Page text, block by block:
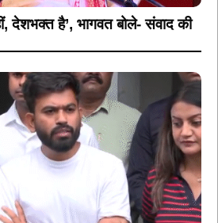
देशभक्त है’, भागवत बोले- संवाद की